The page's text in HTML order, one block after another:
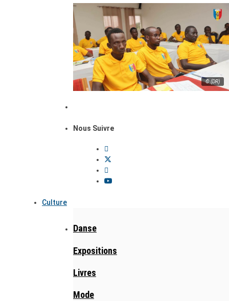
© (DR)
Nous Suivre
Culture
Danse
Expositions
Livres
Mode